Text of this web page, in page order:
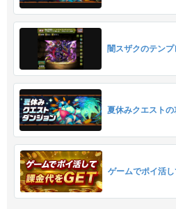
闇スザクのテンプ
夏休みクエスト
ゲームでポイ活し